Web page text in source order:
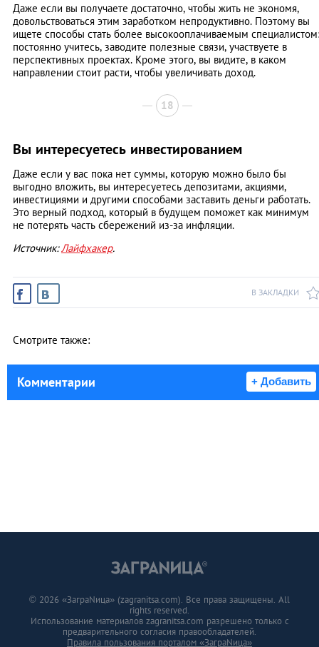
Даже если вы получаете достаточно, чтобы жить не экономя,
довольствоваться этим заработком непродуктивно. Поэтому вы
ищете способы стать более высокооплачиваемым специалистом:
постоянно учитесь, заводите полезные связи, участвуете в
перспективных проектах. Кроме этого, вы видите, в каком
направлении стоит расти, чтобы увеличивать доход.
18
Вы интересуетесь инвестированием
Даже если у вас пока нет суммы, которую можно было бы
выгодно вложить, вы интересуетесь депозитами, акциями,
инвестициями и другими способами заставить деньги работать.
Это верный подход, который в будущем поможет как минимум
не потерять часть сбережений из-за инфляции.
Источник:Лайфхакер.
В ЗАКЛАДКИ
Смотрите также:
Комментарии + Добавить
© 2026 «ЗаграNица» (zagranitsa.com). Все права защищены. All
rights reserved.
Использование материалов zagranitsa.com разрешено только с
предварительного согласия правообладателей.
Правила пользования порталом «ЗаграNица»